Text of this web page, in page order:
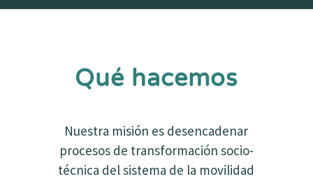
Qué hacemos
Nuestra misión es desencadenar
procesos de transformación socio-
técnica del sistema de la movilidad